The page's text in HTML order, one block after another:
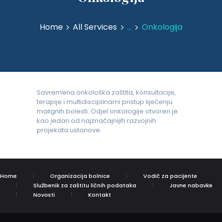
Home All Services ... Onkologija
Savremena onkološka zaštita, konsultacije,
terapije i multidisciplinarni pristup liječenju
malignih bolesti. Odjel onkologije otvoren je
kao jedan od najznačajnijih razvojnih
projekata ustanove.
Home Organizacija bolnice
Vodič za pacijente
Službenik za zaštitu ličnih podataka
Javne nabavke
Novosti
Kontakt